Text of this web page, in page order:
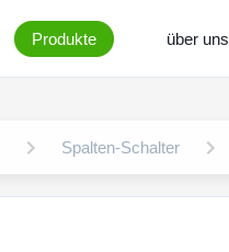
Produkte über uns
Spalten-Schalter